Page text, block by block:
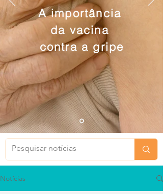
A importância
da vacina
contra a gripe
Notícias